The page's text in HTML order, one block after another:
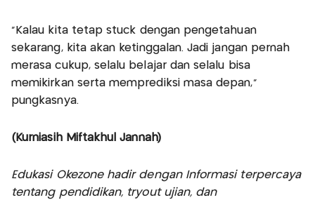
“Kalau kita tetap stuck dengan pengetahuan
sekarang, kita akan ketinggalan. Jadi jangan pernah
merasa cukup, selalu belajar dan selalu bisa
memikirkan serta memprediksi masa depan,”
pungkasnya.
(Kurniasih Miftakhul Jannah)
Edukasi Okezone hadir dengan Informasi terpercaya
tentang pendidikan, tryout ujian, dan